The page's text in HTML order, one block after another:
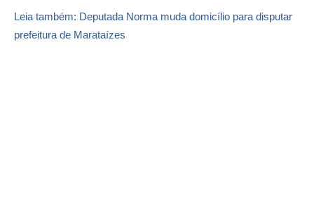
Leia também: Deputada Norma muda domicílio para disputar
prefeitura de Marataízes